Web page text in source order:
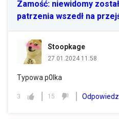
Zamość: niewidomy
patrzenia wszedł na
Stoopkage
27.01.2024 11:58
Typowa p0lka
3 15 Odpowiedz